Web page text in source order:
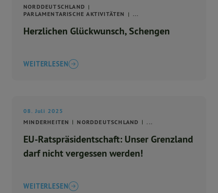
NORDDEUTSCHLAND
PARLAMENTARISCHE AKTIVITÄTEN
...
Herzlichen Glückwunsch, Schengen
WEITERLESEN
08. Juli 2025
MINDERHEITEN
NORDDEUTSCHLAND ...
EU-Ratspräsidentschaft: Unser Grenzland
darf nicht vergessen werden!
WEITERLESEN